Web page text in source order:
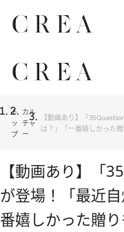
ト
ッ
プ
カル
チャ
ー
【動画あり】「
は？」「一番嬉しかった
【動画あり】「
が登場！「最近
番嬉しかった贈